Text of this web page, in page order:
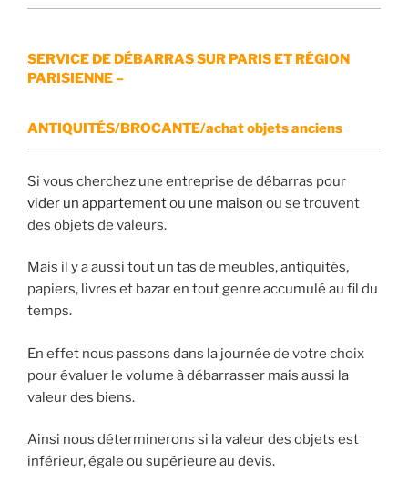
SERVICE DE DÉBARRASSUR PARIS ET RÉGION
PARISIENNE –
ANTIQUITÉS/BROCANTE/achat objets anciens
Si vous cherchez une entreprise de débarras pour
vider un appartementou une maison ou se trouvent
des objets de valeurs.
Mais il y a aussi tout un tas de meubles, antiquités,
papiers, livres et bazar en tout genre accumulé au fil du
temps.
En effet nous passons dans la journée de votre choix
pour évaluer le volume à débarrasser mais aussi la
valeur des biens.
Ainsi nous déterminerons si la valeur des objets est
inférieur, égale ou supérieure au devis.